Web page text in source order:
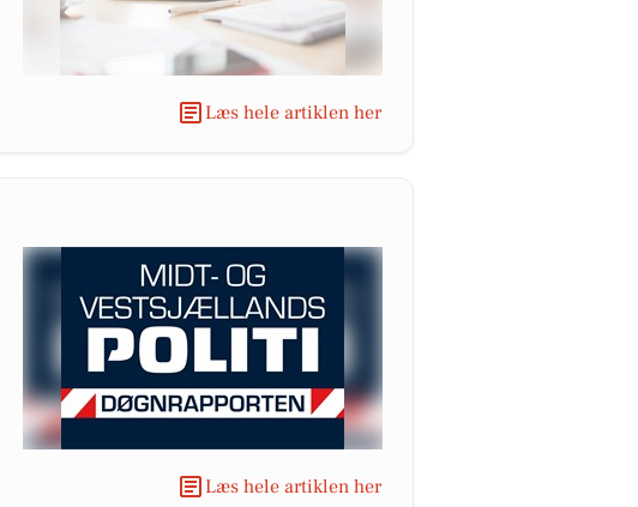
Læs hele artiklen her
Læs hele artiklen her